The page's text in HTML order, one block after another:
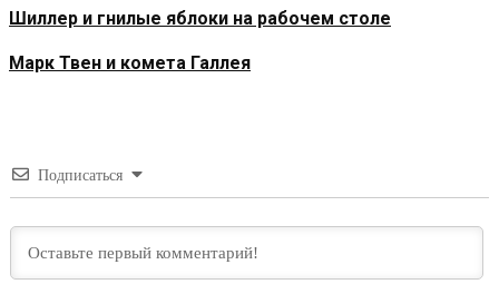
Шиллер и гнилые яблоки на рабочем столе
Марк Твен и комета Галлея
Подписаться